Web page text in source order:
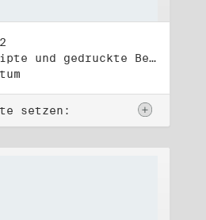
Titel: Manuskripte und gedruckte Belege (2)
setzen: